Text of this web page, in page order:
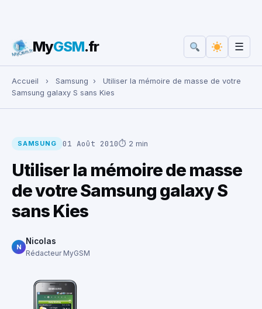
Rechercher :
MyGSM.fr ☰
Accueil › Samsung ›
Utiliser la mémoire de masse de votre
Samsung galaxy S sans Kies
SAMSUNG 01 Août 2010⏱ 2 min
Utiliser la mémoire de masse
de votre Samsung galaxy S
sans Kies
N
Nicolas
Rédacteur MyGSM